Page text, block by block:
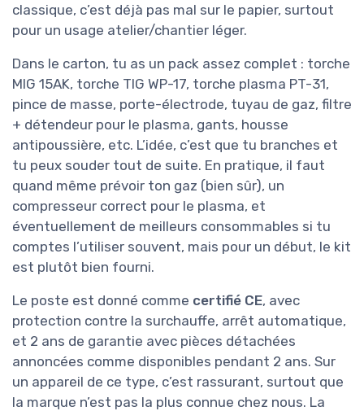
classique, c’est déjà pas mal sur le papier, surtout
pour un usage atelier/chantier léger.
Dans le carton, tu as un pack assez complet : torche
MIG 15AK, torche TIG WP-17, torche plasma PT-31,
pince de masse, porte-électrode, tuyau de gaz, filtre
+ détendeur pour le plasma, gants, housse
antipoussière, etc. L’idée, c’est que tu branches et
tu peux souder tout de suite. En pratique, il faut
quand même prévoir ton gaz (bien sûr), un
compresseur correct pour le plasma, et
éventuellement de meilleurs consommables si tu
comptes l’utiliser souvent, mais pour un début, le kit
est plutôt bien fourni.
Le poste est donné comme certifié CE, avec
protection contre la surchauffe, arrêt automatique,
et 2 ans de garantie avec pièces détachées
annoncées comme disponibles pendant 2 ans. Sur
un appareil de ce type, c’est rassurant, surtout que
la marque n’est pas la plus connue chez nous. La